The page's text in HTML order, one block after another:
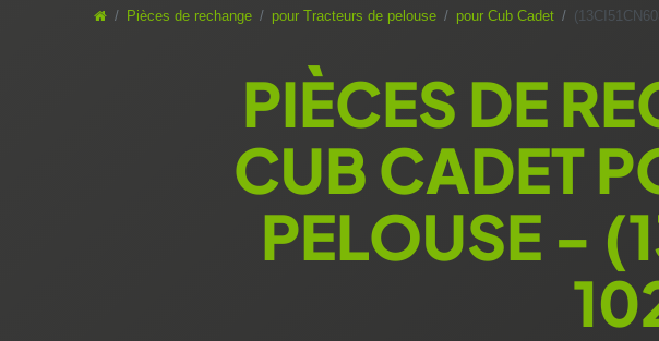
Pièces de rechange pour Tracteurs de pelouse pour Cub Cadet
PIÈCES DE
CUB CADET
PELOUSE -